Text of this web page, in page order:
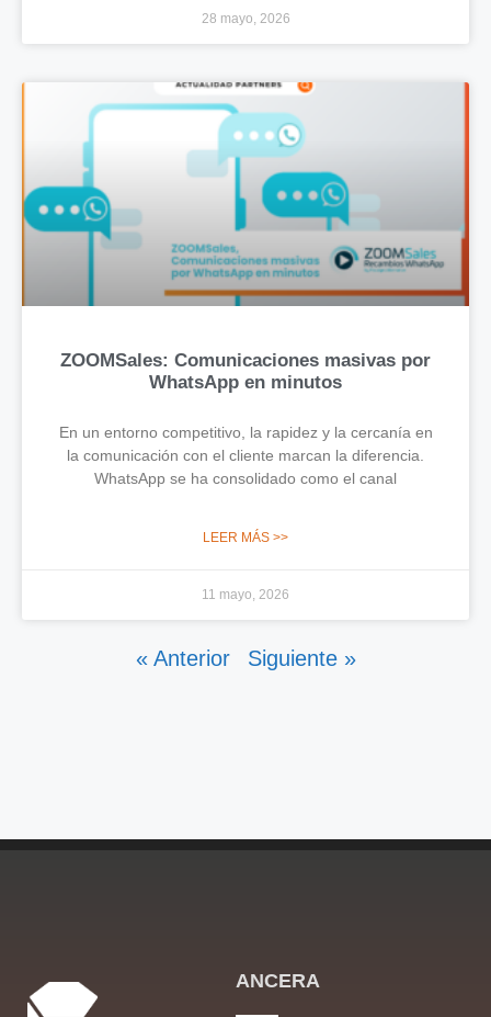
28 mayo, 2026
ZOOMSales: Comunicaciones masivas por
WhatsApp en minutos
En un entorno competitivo, la rapidez y la cercanía en
la comunicación con el cliente marcan la diferencia.
WhatsApp se ha consolidado como el canal
LEER MÁS >>
11 mayo, 2026
« Anterior Siguiente »
ANCERA